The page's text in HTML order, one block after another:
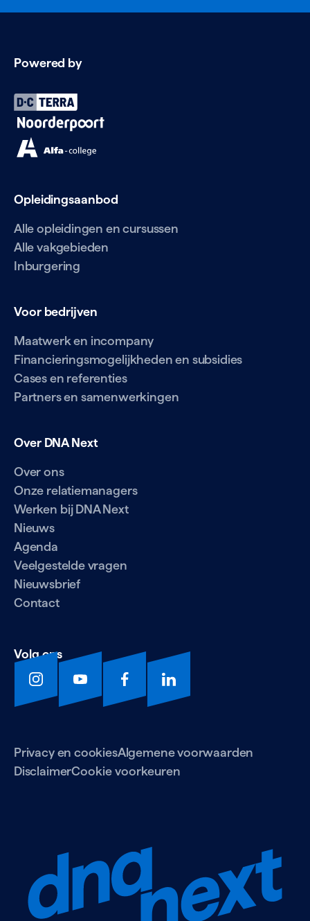
Powered by
Opleidingsaanbod
Alle opleidingen en cursussen
Alle vakgebieden
Inburgering
Voor bedrijven
Maatwerk en incompany
Financieringsmogelijkheden en subsidies
Cases en referenties
Partners en samenwerkingen
Over DNA Next
Over ons
Onze relatiemanagers
Werken bij DNA Next
Nieuws
Agenda
Veelgestelde vragen
Nieuwsbrief
Contact
Privacy en cookiesAlgemene voorwaarden
DisclaimerCookie voorkeuren
Volg ons